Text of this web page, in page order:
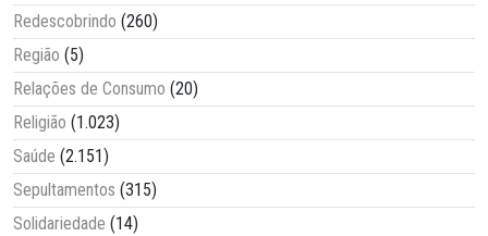
Redescobrindo (260)
Região (5)
Relações de Consumo (20)
Religião (1.023)
Saúde (2.151)
Sepultamentos (315)
Solidariedade (14)